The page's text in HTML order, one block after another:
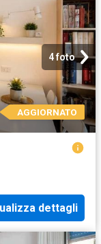
4 foto
AGGIORNATO
dettagli